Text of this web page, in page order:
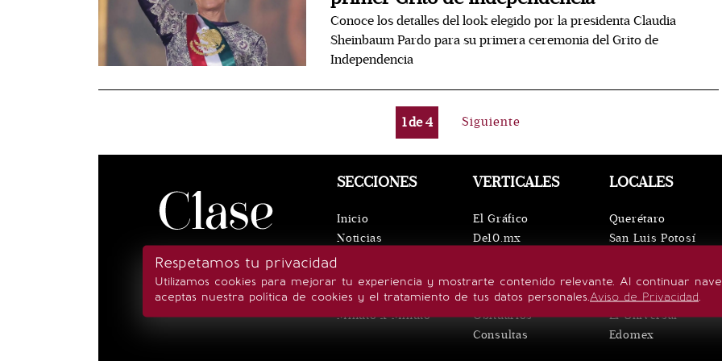
Conoce los detalles del look elegido por la presidenta Claudia
Sheinbaum Pardo para su primera ceremonia del Grito de
Independencia
1de4 Siguiente
Respetamos tu privacidad
Utilizamos cookies para mejorar tu experiencia y mostrarte contenido relevante. Al continuar
aceptas nuestra política de cookies y el tratamiento de tus datos personales.Aviso de Privacidad.
SECCIONES
Inicio
Noticias
Realeza
Estilo de vida
Minuto x Minuto
VERTICALES
El Gráfico
De10.mx
Confabulario
Aviso Oportuno
Obituarios
Consultas
LOCALES
Querétaro
San Luis Potosí
Puebla
Hidalgo
El Universal
Edomex